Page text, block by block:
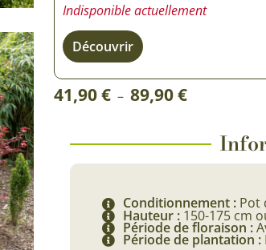
Indisponible actuellement
Découvrir
41,90€ – 89,90€Plage
41,90 €
89,90 €
Conditionnement : Pot
Hauteur : 150-175 cm
Période de floraison :
Période de plantation :